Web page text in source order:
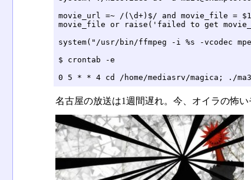
movie_url =~ /(\d+)$/ and movie_file =
movie_file or raise('failed to get
system("/usr/bin/ffmpeg -i %s -vcodec
$ crontab -e
0 5 * * 4 cd /home/mediasrv/magica; ./
名古屋の放送は1週間遅れ。今、オイラの怖